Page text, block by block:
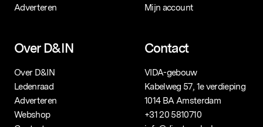
Adverteren
Mijn account
Over D&IN
Over D&IN
Ledenraad
Adverteren
Webshop
Contact
VIDA-gebouw
Kabelweg 57, 1e verdieping
1014 BA Amsterdam
+31 20 5810710